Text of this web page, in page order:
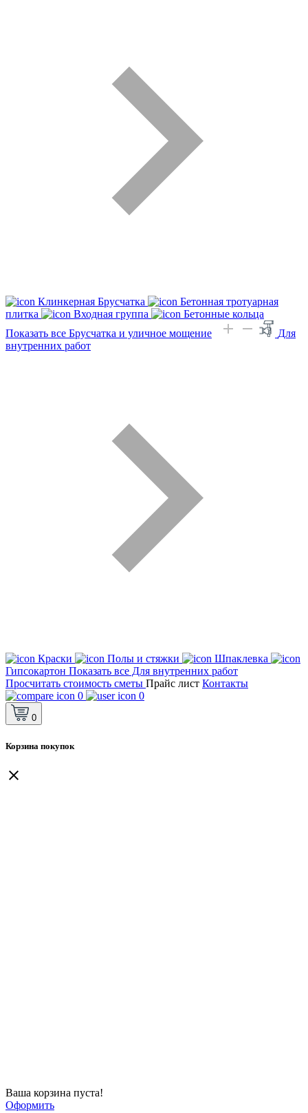
Клинкерная Брусчатка
Бетонная тротуарная
плитка
Входная группа
Бетонные кольца
Показать все Брусчатка и уличное мощение
Для
внутренних работ
Краски Полы и стяжки
Шпаклевка
Гипсокартон Показать все Для внутренних работ
Просчитать стоимость сметы Прайс лист Контакты
0
0
0
Корзина покупок
Ваша корзина пуста!
Оформить